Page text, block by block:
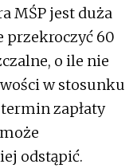
MŚP jest duża
przekroczyć 60
o ile nie
w stosunku
zapłaty
odstąpić.